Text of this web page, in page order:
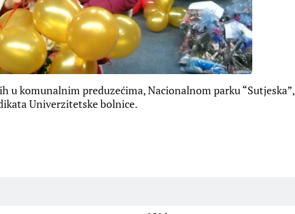
u komunalnim preduzećima, Nacionalnom parku “Sutjeska”,
Univerzitetske bolnice.